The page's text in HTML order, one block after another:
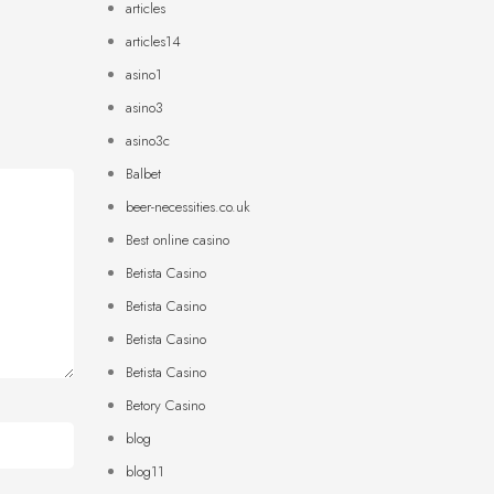
articles
articles14
asino1
asino3
asino3c
Balbet
beer-necessities.co.uk
Best online casino
Betista Casino
Betista Casino
Betista Casino
Betista Casino
Betory Casino
blog
blog11